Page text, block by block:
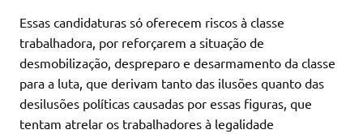
Essas candidaturas só oferecem riscos à classe
trabalhadora, por reforçarem a situação de
desmobilização, despreparo e desarmamento da classe
para a luta, que derivam tanto das ilusões quanto das
desilusões políticas causadas por essas figuras, que
tentam atrelar os trabalhadores à legalidade